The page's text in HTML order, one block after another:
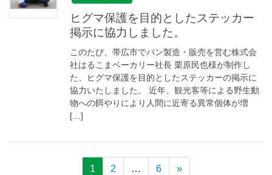
ヒグマ保護を目的としたステッカー
掲示に協力しました。
このたび、帯広市でパン製造・販売を営む株式会
社はるこまベーカリー社長 栗原民也様が制作し
た、ヒグマ保護を目的としたステッカーの掲示に
協力いたしました。 近年、観光客等による野生動
物への餌やりにより人間に近寄る異常個体が増
[…]
1 2 … 6 »